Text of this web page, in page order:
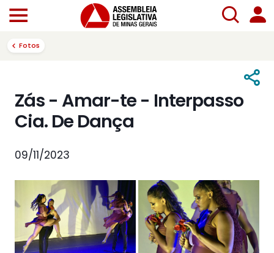
Fotos
Zás - Amar-te - Interpasso
Cia. De Dança
09/11/2023